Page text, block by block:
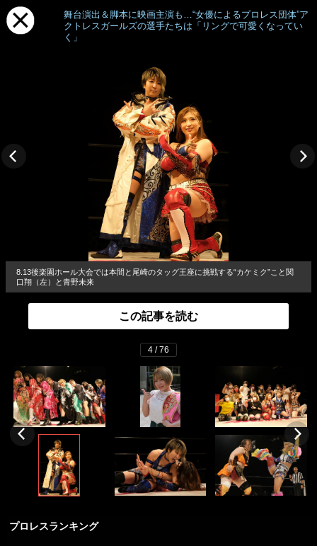
舞台演出＆脚本に映画主演も…“女優によるプロレス団体”ア
クトレスガールズの選手たちは「リングで可愛くなってい
く」
8.13後楽園ホール大会では本間と尾崎のタッグ王座に挑戦する“カケミク”こと関
口翔（左）と青野未来
この記事を読む
4 / 76
プロレスランキング